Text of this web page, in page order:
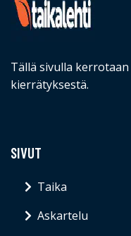
Tällä sivulla
kierrätyksestä.
SIVUT
Taika
Askartelu